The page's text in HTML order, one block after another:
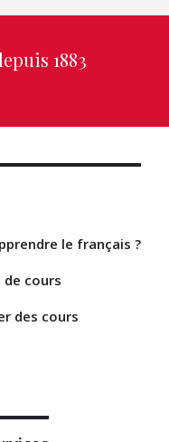
1883
le français ?
cours
des cours